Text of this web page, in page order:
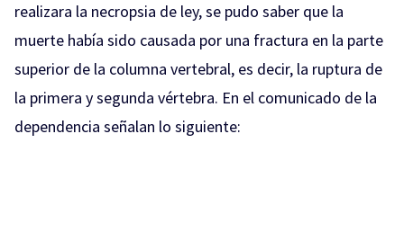
realizara la necropsia de ley, se pudo saber que la
muerte había sido causada por una fractura en la parte
superior de la columna vertebral, es decir, la ruptura de
la primera y segunda vértebra. En el comunicado de la
dependencia señalan lo siguiente: